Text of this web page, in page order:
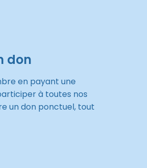
don
en payant une
à toutes nos
un don ponctuel, tout